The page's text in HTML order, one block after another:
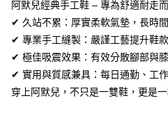
全盈+PAY
AFTEE先享後付
相關說明
【關於「AFTEE先享後付」】
AFTEE先享後付是「在收到商品之後才
便利好安心！
１．簡單：不需註冊會員、不需綁卡、
ATM付款
阿默兒經典手工鞋 – 專為舒適耐走
✔ 久站不累：厚實柔軟氣墊，長時
✔ 專業手工縫製：嚴謹工藝提升鞋
✔ 極佳吸震效果：有效分散腳部與
✔ 實用與質感兼具：每日通勤、工
穿上阿默兒，不只是一雙鞋，更是